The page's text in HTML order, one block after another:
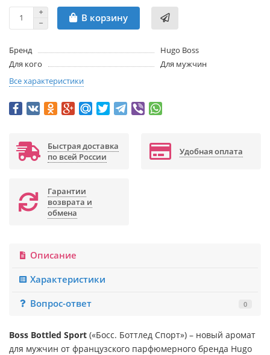
В корзину
Бренд
Hugo Boss
Для кого
Для мужчин
Все характеристики
Быстрая доставка
по всей России
Удобная оплата
Гарантии
возврата и
обмена
Описание
Характеристики
Вопрос-ответ
0
Boss Bottled Sport («Босс. Боттлед Спорт») – новый аромат
для мужчин от французского парфюмерного бренда Hugo